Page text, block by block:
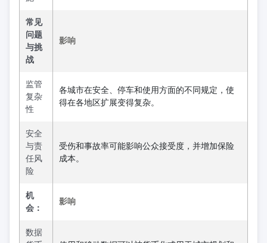
常见
问题
与挑
战
影响
监管
复杂
性
各城市在安全、停车和使用方面的不同规定，使
得在各地区扩展变得复杂。
安全
与责
任风
险
受伤和事故率可能影响公众接受度，并增加保险
成本。
机
会：
影响
数据